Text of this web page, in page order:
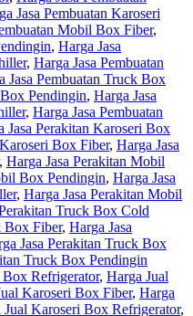
Jasa Pembuatan Karoseri
Mobil Box Fiber,
, Harga Jasa
, Harga Jasa Pembuatan
Jasa Pembuatan Truck Box
Pendingin, Harga Jasa
, Harga Jasa Pembuatan
Jasa Perakitan Karoseri Box
Box Fiber, Harga Jasa
, Harga Jasa Perakitan Mobil
Box Pendingin, Harga Jasa
, Harga Jasa Perakitan Mobil
Truck Box Cold
Box Fiber, Harga Jasa
Jasa Perakitan Truck Box
Truck Box Pendingin
Box Refrigerator, Harga Jual
Karoseri Box Fiber, Harga
Jual Karoseri Box Refrigerator,